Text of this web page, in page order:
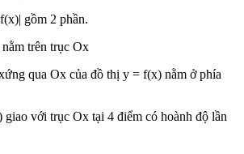
gồm 2 phần.
trên trục Ox
qua Ox của đồ thị y = f(x) nằm ở phía
với trục Ox tại 4 điểm có hoành độ lần